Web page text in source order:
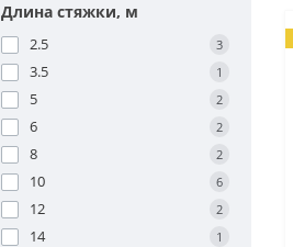
Длина стяжки, м
2.5 3
3.5 1
5 2
6 2
8 2
10 6
12 2
14 1